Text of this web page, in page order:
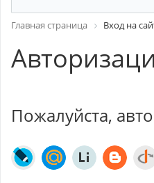
Главная страница Вход на
Пожалуйста,